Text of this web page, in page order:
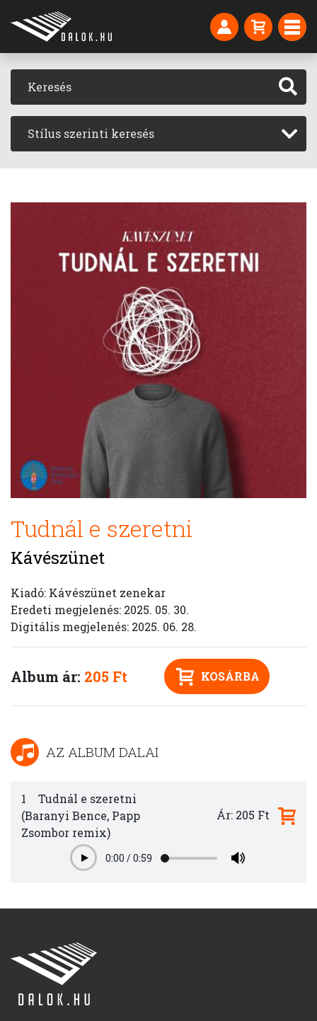
Stílus szerinti keresés
Tudnál e szeretni
Kávészünet
Kiadó: Kávészünet zenekar
Eredeti megjelenés: 2025. 05. 30.
Digitális megjelenés: 2025. 06. 28.
Album ár: 205 Ft KOSÁRBA
AZ ALBUM DALAI
1
Tudnál e szeretni
(Baranyi Bence, Papp
Zsombor remix)
Play0:00 /0:59
Ár: 205 Ft